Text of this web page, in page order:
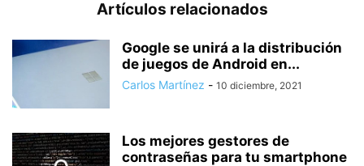
Artículos relacionados
Google se unirá a la distribución
de juegos de Android en...
Carlos Martínez - 10 diciembre, 2021
Los mejores gestores de
contraseñas para tu smartphone